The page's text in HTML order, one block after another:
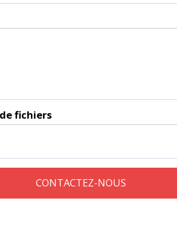
fichiers
CONTACTEZ-NOUS